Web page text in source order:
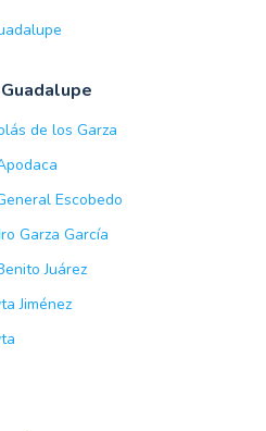
de los Garza
Escobedo
Garza García
Juárez
Jiménez